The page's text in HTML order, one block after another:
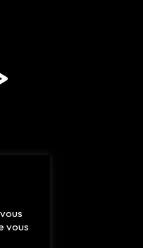
vous